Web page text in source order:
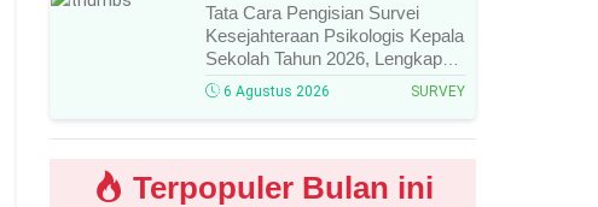
Tata Cara Pengisian Survei
Kesejahteraan Psikologis Kepala
Sekolah Tahun 2026, Lengkap
Link Resmi, Jadwal, Panduan,
Dan Hal Yang Wajib
Diperhatikan!
6 Agustus 2026 SURVEY
Terpopuler Bulan ini